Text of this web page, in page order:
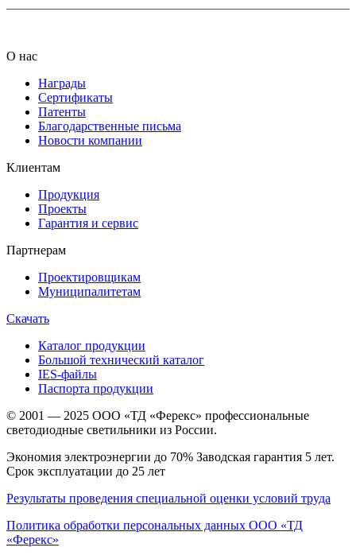
О нас
Награды
Сертификаты
Патенты
Благодарственные письма
Новости компании
Клиентам
Продукция
Проекты
Гарантия и сервис
Партнерам
Проектировщикам
Муниципалитетам
Скачать
Каталог продукции
Большой технический каталог
IES-файлы
Паспорта продукции
© 2001 — 2025 ООО «ТД «Ферекс» профессиональные
светодиодные светильники из России.
Экономия электроэнергии до 70% Заводская гарантия 5 лет.
Срок эксплуатации до 25 лет
Результаты проведения специальной оценки условий труда
Политика обработки персональных данных ООО «ТД
«Ферекс»